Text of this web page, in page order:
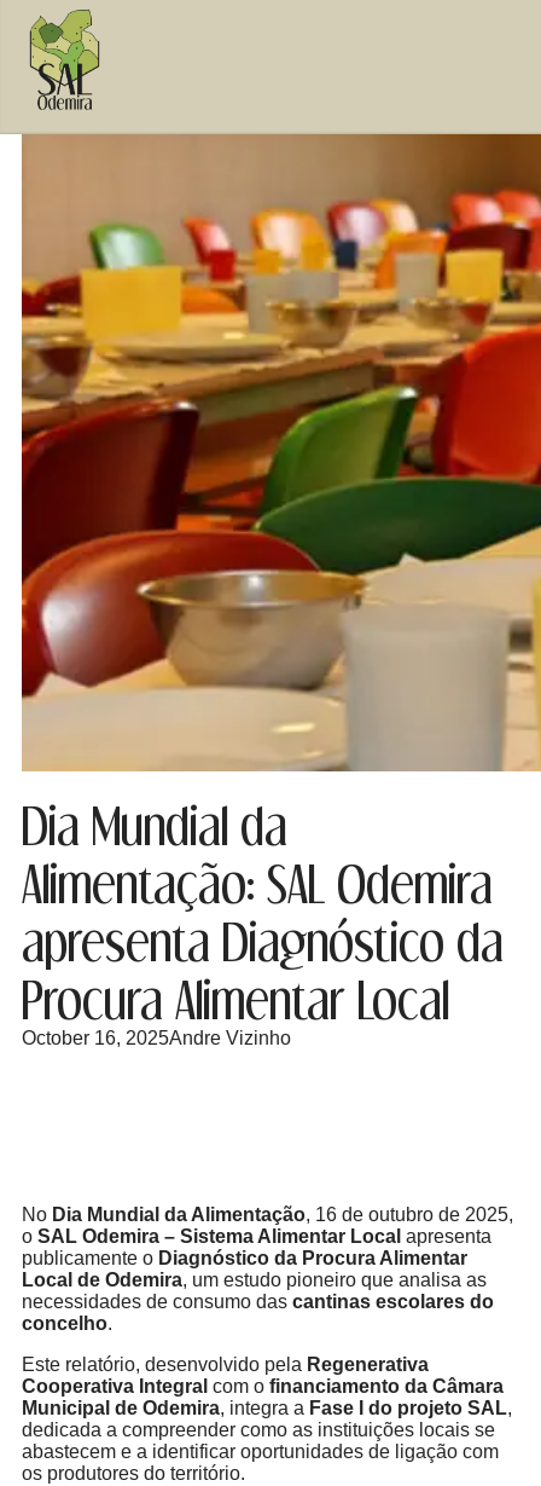
Dia Mundial da
Alimentação: SAL Odemira
apresenta Diagnóstico da
Procura Alimentar Local
October 16, 2025Andre Vizinho
No Dia Mundial da Alimentação, 16 de outubro de 2025,
o SAL Odemira – Sistema Alimentar Local apresenta
publicamente o Diagnóstico da Procura Alimentar
Local de Odemira, um estudo pioneiro que analisa as
necessidades de consumo das cantinas escolares do
concelho.
Este relatório, desenvolvido pela Regenerativa
Cooperativa Integral com o financiamento da Câmara
Municipal de Odemira, integra a Fase I do projeto SAL,
dedicada a compreender como as instituições locais se
abastecem e a identificar oportunidades de ligação com
os produtores do território.